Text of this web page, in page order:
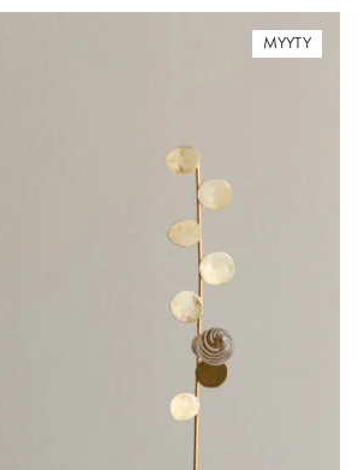
MYYTY